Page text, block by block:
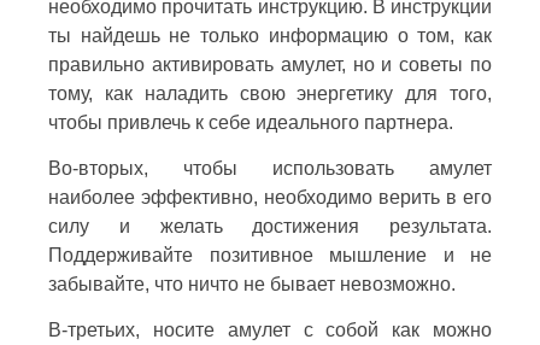
необходимо прочитать инструкцию. В инструкции
ты найдешь не только информацию о том, как
правильно активировать амулет, но и советы по
тому, как наладить свою энергетику для того,
чтобы привлечь к себе идеального партнера.
Во-вторых, чтобы использовать амулет
наиболее эффективно, необходимо верить в его
силу и желать достижения результата.
Поддерживайте позитивное мышление и не
забывайте, что ничто не бывает невозможно.
В-третьих, носите амулет с собой как можно